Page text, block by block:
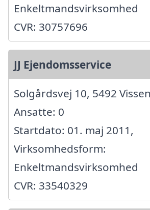
Enkeltmandsvirksomhed
CVR: 30757696
JJ Ejendomsservice
Solgårdsvej 10, 5492
Ansatte: 0
Startdato: 01. maj 2011,
Virksomhedsform:
Enkeltmandsvirksomhed
CVR: 33540329